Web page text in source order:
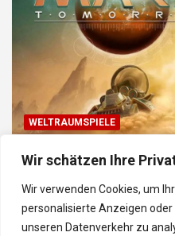
Wir schätzen Ihre
Wir verwenden Cookies, um
personalisierte Anzeigen
unseren Datenverkehr zu
WELTRAUMSPIELE
Top Weltraum-